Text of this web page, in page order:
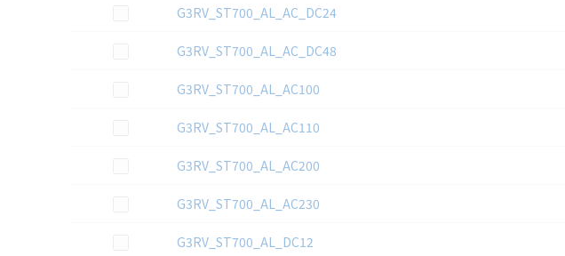
この資料を選択G3RV_ST700_AL_AC_DC24
この資料を選択G3RV_ST700_AL_AC_DC48
この資料を選択G3RV_ST700_AL_AC100
この資料を選択G3RV_ST700_AL_AC110
この資料を選択G3RV_ST700_AL_AC200
この資料を選択G3RV_ST700_AL_AC230
この資料を選択G3RV_ST700_AL_DC12